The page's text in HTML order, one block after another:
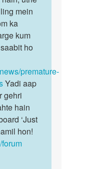
mein
ka
kum
ho
premature-
Yadi aap
gehri
hain
‘Just
hon!